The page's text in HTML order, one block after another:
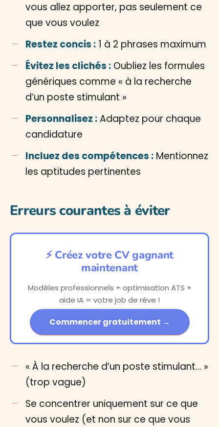
vous allez apporter, pas seulement ce
que vous voulez
Restez concis : 1 à 2 phrases maximum
Évitez les clichés : Oubliez les formules
génériques comme « à la recherche
d’un poste stimulant »
Personnalisez :Adaptez pour chaque
candidature
Incluez des compétences : Mentionnez
les aptitudes pertinentes
Erreurs courantes à éviter
⚡ Créez votre CV gagnant
maintenant
Modèles professionnels + optimisation ATS +
aide IA = votre job de rêve !
Commencer gratuitement →
« À la recherche d’un poste stimulant… »
(trop vague)
Se concentrer uniquement sur ce que
vous voulez (et non sur ce que vous